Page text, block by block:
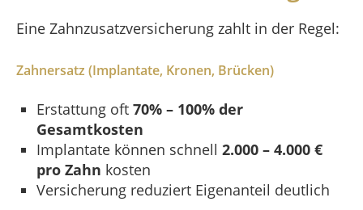
Eine Zahnzusatzversicherung zahlt in der Regel:
Zahnersatz (Implantate, Kronen, Brücken)
Erstattung oft 70% – 100% der
Gesamtkosten
Implantate können schnell 2.000 – 4.000 €
pro Zahn kosten
Versicherung reduziert Eigenanteil deutlich